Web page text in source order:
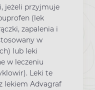
jeżeli przyjmuje
(lek
zapalenia i
w
lub leki
w leczeniu
Leki te
lekiem Advagraf